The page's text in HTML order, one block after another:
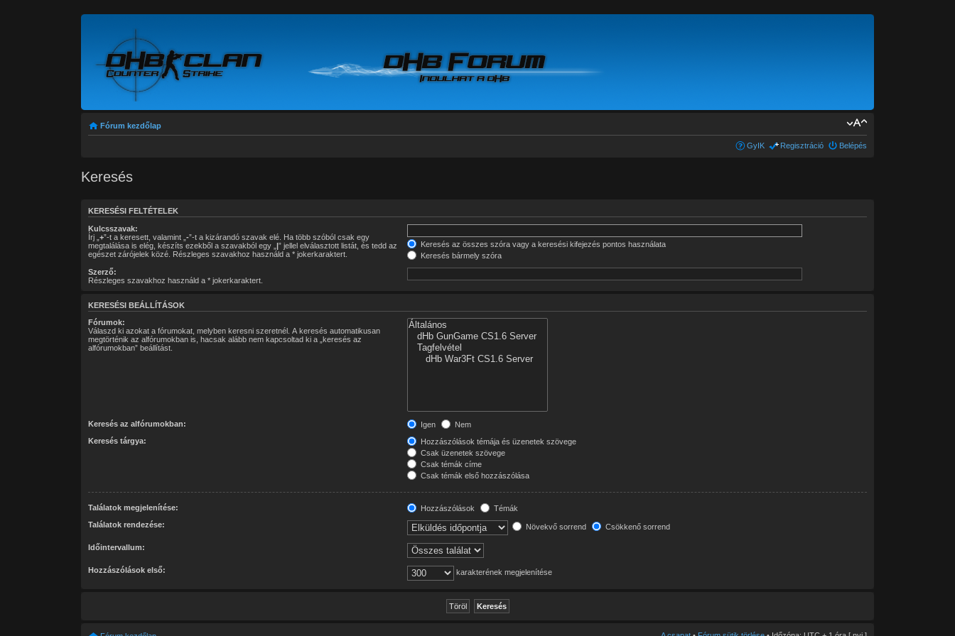
Fórum kezdőlap
GyIK Regisztráció Belépés
Keresés
KERESÉSI FELTÉTELEK
Kulcsszavak:
Írj „+”-t a keresett, valamint „-”-t a kizárandó szavak elé. Ha több szóból csak egy
megtalálása is elég, készíts ezekből a szavakból egy „|” jellel elválasztott listát, és tedd az
egészet zárójelek közé. Részleges szavakhoz használd a * jokerkaraktert.
Keresés az összes szóra vagy a keresési kifejezés pontos használata
Keresés bármely szóra
Szerző:
Részleges szavakhoz használd a * jokerkaraktert.
KERESÉSI BEÁLLÍTÁSOK
Fórumok:
Válaszd ki azokat a fórumokat, melyben keresni szeretnél. A keresés automatikusan
megtörténik az alfórumokban is, hacsak alább nem kapcsoltad ki a „keresés az
alfórumokban” beállítást.
Keresés az alfórumokban: Igen
Nem
Keresés tárgya:
Hozzászólások témája és üzenetek szövege
Csak üzenetek szövege
Csak témák címe
Csak témák első hozzászólása
Találatok megjelenítése: Hozzászólások
Témák
Találatok rendezése:
Növekvő sorrend Csökkenő sorrend
Időintervallum:
Hozzászólások első: karakterének megjelenítése